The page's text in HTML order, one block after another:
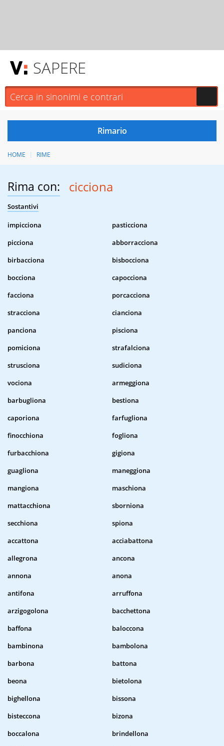
SAPERE
HOME RIME
Rima con: cicciona
Sostantivi
impicciona
pasticciona
picciona
abborracciona
birbacciona
bisbocciona
bocciona
capocciona
facciona
porcacciona
stracciona
cianciona
panciona
pisciona
pomiciona
strafalciona
strusciona
sudiciona
vociona
armeggiona
barbugliona
bestiona
caporiona
farfugliona
finocchiona
fogliona
furbacchiona
gigiona
guagliona
maneggiona
mangiona
maschiona
mattacchiona
sborniona
secchiona
spiona
accattona
acciabattona
allegrona
ancona
annona
anona
antifona
arruffona
arzigogolona
bacchettona
baffona
baloccona
bambinona
bambolona
barbona
battona
beona
bietolona
bighellona
bissona
bisteccona
bizona
boccalona
brindellona